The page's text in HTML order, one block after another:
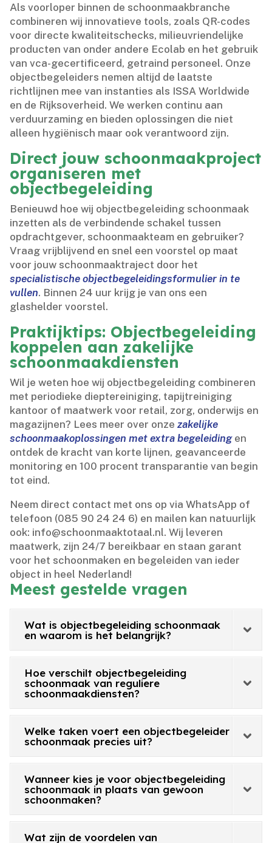
Als voorloper binnen de schoonmaakbranche
combineren wij innovatieve tools, zoals QR-codes
voor directe kwaliteitschecks, milieuvriendelijke
producten van onder andere Ecolab en het gebruik
van vca-gecertificeerd, getraind personeel.​ Onze
objectbegeleiders nemen altijd de laatste
richtlijnen mee van instanties als ISSA Worldwide
en de Rijksoverheid.​ We werken continu aan
verduurzaming en bieden oplossingen die niet
alleen hygiënisch maar ook verantwoord zijn.​
Direct jouw schoonmaakproject
organiseren met
objectbegeleiding
Benieuwd hoe wij objectbegeleiding schoonmaak
inzetten als de verbindende schakel tussen
opdrachtgever, schoonmaakteam en gebruiker?
Vraag vrijblijvend en snel een voorstel op maat
voor jouw schoonmaaktraject door het
specialistische objectbegeleidingsformulier in te
vullen.​ Binnen 24 uur krijg je van ons een
glashelder voorstel.​
Praktijktips: Objectbegeleiding
koppelen aan zakelijke
schoonmaakdiensten
Wil je weten hoe wij objectbegeleiding combineren
met periodieke dieptereiniging, tapijtreiniging
kantoor of maatwerk voor retail, zorg, onderwijs en
magazijnen? Lees meer over onzezakelijke
schoonmaakoplossingen met extra begeleidingen
ontdek de kracht van korte lijnen, geavanceerde
monitoring en 100 procent transparantie van begin
tot eind.​
Neem direct contact met ons op via WhatsApp of
telefoon (085 90 24 24 6) en mailen kan natuurlijk
ook: info@schoonmaaktotaal.​nl.​ Wij leveren
maatwerk, zijn 24/7 bereikbaar en staan garant
voor het schoonmaken en begeleiden van ieder
object in heel Nederland!
Meest gestelde vragen
Wat is objectbegeleiding schoonmaak
en waarom is het belangrijk?
Hoe verschilt objectbegeleiding
schoonmaak van reguliere
schoonmaakdiensten?
Welke taken voert een objectbegeleider
schoonmaak precies uit?
Wanneer kies je voor objectbegeleiding
schoonmaak in plaats van gewoon
schoonmaken?
Wat zijn de voordelen van